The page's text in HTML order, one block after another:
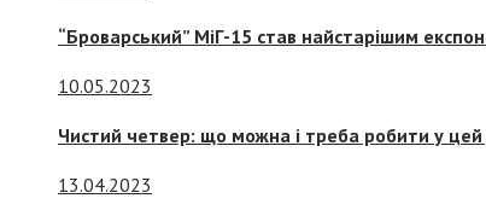
“Броварський” МіГ-15 став найстарішим
10.05.2023
Чистий четвер: що можна і треба робити у
13.04.2023